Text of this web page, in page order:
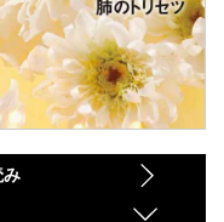
み